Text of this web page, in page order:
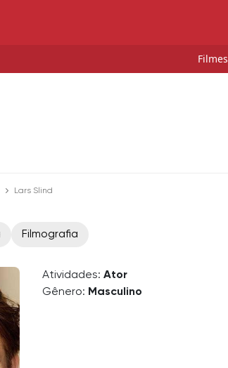
Filmes
Lars Slind
Filmografia
Atividades: Ator
Gênero: Masculino